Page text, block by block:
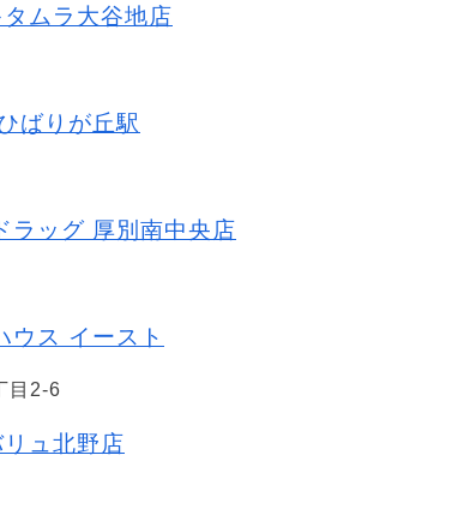
ムラ大谷地店
ばりが丘駅
ラッグ 厚別南中央店
ス イースト
目2-6
ュ北野店